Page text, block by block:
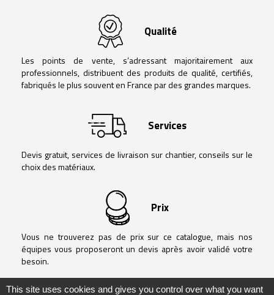
Qualité
Les points de vente, s’adressant majoritairement aux
professionnels, distribuent des produits de qualité, certifiés,
fabriqués le plus souvent en France par des grandes marques.
Services
Devis gratuit, services de livraison sur chantier, conseils sur le
choix des matériaux.
Prix
Vous ne trouverez pas de prix sur ce catalogue, mais nos
équipes vous proposeront un devis après avoir validé votre
besoin.
This site uses cookies and gives you control over what you want